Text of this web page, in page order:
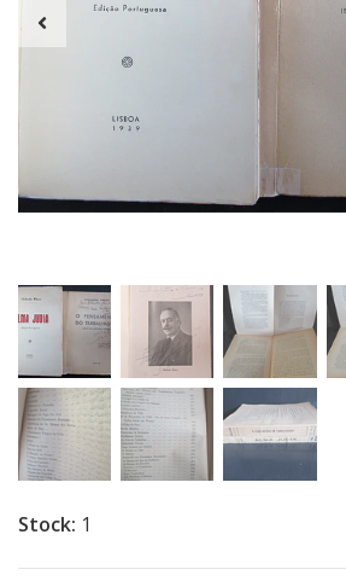
Stock: 1